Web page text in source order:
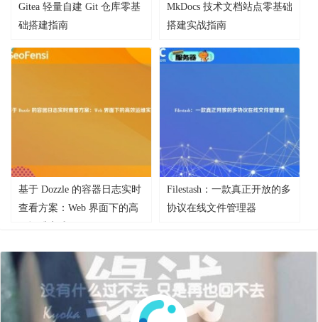
Gitea 轻量自建 Git 仓库零基
础搭建指南
MkDocs 技术文档站点零基础
搭建实战指南
基于 Dozzle 的容器日志实时
查看方案：Web 界面下的高
Filestash：一款真正开放的多
协议在线文件管理器